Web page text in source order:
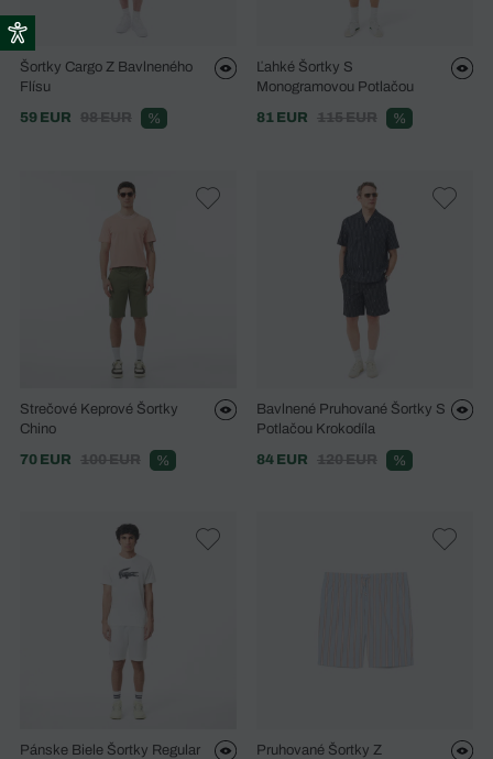
Šortky Cargo Z Bavlneného
Flísu
59 EUR
98 EUR %
Ľahké Šortky S
Monogramovou Potlačou
81 EUR
115 EUR %
Strečové Keprové Šortky
Chino
70 EUR
100 EUR %
Bavlnené Pruhované Šortky S
Potlačou Krokodíla
84 EUR
120 EUR %
Pánske Biele Šortky Regular
Pruhované Šortky Z